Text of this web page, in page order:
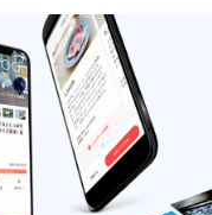
★3.お
礼動画
は1分程
度の動
画を限
定公開
にし、
支援者
様に
URLを
メール
序良俗
に反す
ると判
断した
場合は
お名前
をお呼
びしな
い可能
性がご
ざいま